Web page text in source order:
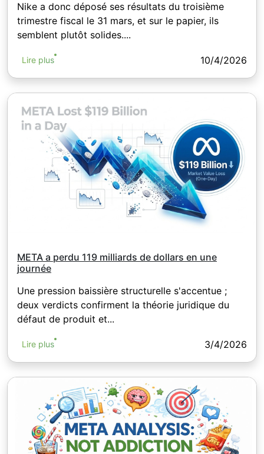
Nike a donc déposé ses résultats du troisième
trimestre fiscal le 31 mars, et sur le papier, ils
semblent plutôt solides....
Lire plus 10/4/2026
META a perdu 119 milliards de dollars en une
journée
Une pression baissière structurelle s'accentue ;
deux verdicts confirment la théorie juridique du
défaut de produit et...
Lire plus 3/4/2026